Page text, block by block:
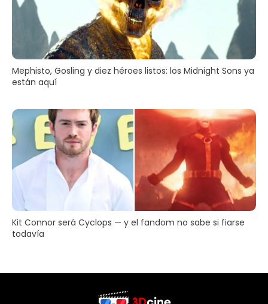
Mephisto, Gosling y diez héroes listos: los Midnight Sons ya
están aquí
Kit Connor será Cyclops — y el fandom no sabe si fiarse
todavía